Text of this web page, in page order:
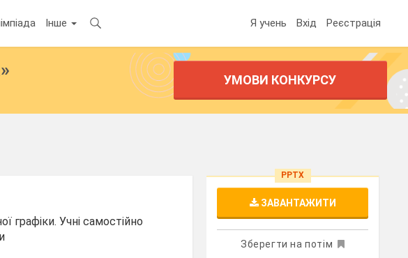
Інше Я учень Вхід Реєстрація
УМОВИ КОНКУРСУ
графіки. Учні самостійно
PPTX
ЗАВАНТАЖИТИ
Зберегти на потім